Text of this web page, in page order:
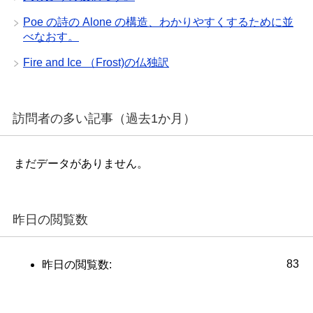
Poe の詩の Alone の構造、わかりやすくするために並
べなおす。
Fire and Ice （Frost)の仏独訳
訪問者の多い記事（過去1か月）
まだデータがありません。
昨日の閲覧数
83
昨日の閲覧数: